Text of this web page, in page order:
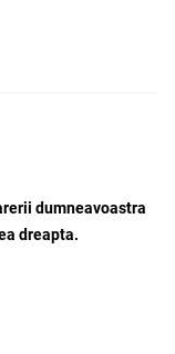
dumneavoastra
dreapta.